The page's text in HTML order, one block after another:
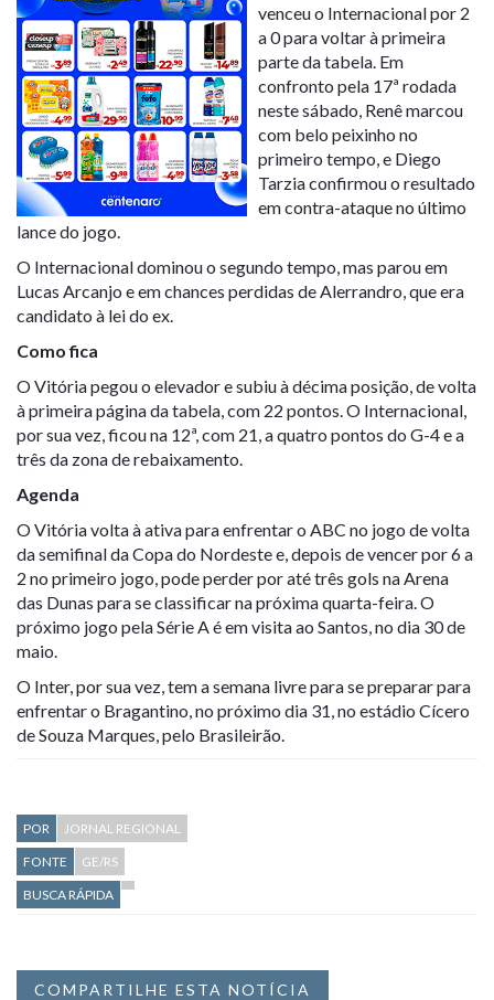
venceu o Internacional por 2
a 0 para voltar à primeira
parte da tabela. Em
confronto pela 17ª rodada
neste sábado, Renê marcou
com belo peixinho no
primeiro tempo, e Diego
Tarzia confirmou o resultado
em contra-ataque no último
lance do jogo.
O Internacional dominou o segundo tempo, mas parou em
Lucas Arcanjo e em chances perdidas de Alerrandro, que era
candidato à lei do ex.
Como fica
O Vitória pegou o elevador e subiu à décima posição, de volta
à primeira página da tabela, com 22 pontos. O Internacional,
por sua vez, ficou na 12ª, com 21, a quatro pontos do G-4 e a
três da zona de rebaixamento.
Agenda
O Vitória volta à ativa para enfrentar o ABC no jogo de volta
da semifinal da Copa do Nordeste e, depois de vencer por 6 a
2 no primeiro jogo, pode perder por até três gols na Arena
das Dunas para se classificar na próxima quarta-feira. O
próximo jogo pela Série A é em visita ao Santos, no dia 30 de
maio.
O Inter, por sua vez, tem a semana livre para se preparar para
enfrentar o Bragantino, no próximo dia 31, no estádio Cícero
de Souza Marques, pelo Brasileirão.
POR
JORNAL REGIONAL
FONTE
GE/RS
BUSCA RÁPIDA
COMPARTILHE ESTA NOTÍCIA